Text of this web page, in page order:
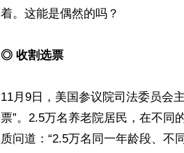
着。这能是偶然的吗？
◎ 收割选票
11月9日，美国参议院司法委员会
票”。2.5万名养老院居民，在不同
质问道：“2.5万名同一年龄段、不